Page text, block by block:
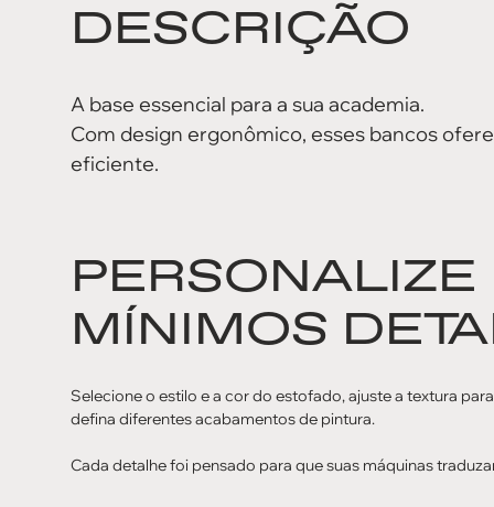
DESCRIÇÃO
A base essencial para a sua academia.
Com design ergonômico, esses bancos
eficiente.
PERSONALIZE
MÍNIMOS
Selecione o estilo e a cor do estofado, ajuste a textura
defina diferentes acabamentos de pintura.
Cada detalhe foi pensado para que suas máquinas